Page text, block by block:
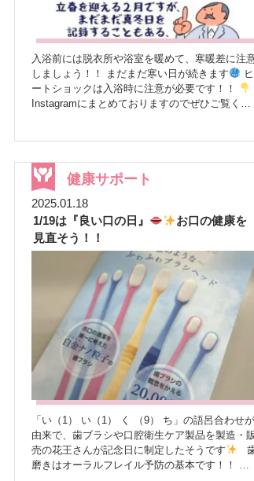
や、 「今日の測定結果を知ることができ、少し
安心しました。これからも自分の体の状態に気を
付けて生活していきたい」という健康意識の向上
につながる感想が寄せられました
また、「今
回の結果を踏まえて、日々の生活習慣を見直し
体質改善を頑張っていきたい」といった、具体的
な行動への意欲を示す声も多く聞かれました
荒天にも関わらず、沢山のご参加ありがとうござ
皆様の健康をサポートするため、様々なイベン
入浴前には脱衣所や浴室を暖めて、寒暖差に注
しましょう！！ まだまだ寒い日が続きます
ートショックは入浴時に注意が必要です！！
Instagramにまとめておりますのでぜひご覧くだ
健康サポート
2025.01.18
1/19は『良い口の日』
お口の健康を
見直そう！！
「い（1） い（1） く （9） ち」の語呂合わせが
由来で、歯ブラシや口腔衛生ケア製品を製造・販
売の花王さんが記念日に制定したそうです
磨きはオーラルフレイル予防の基本です！！ ※